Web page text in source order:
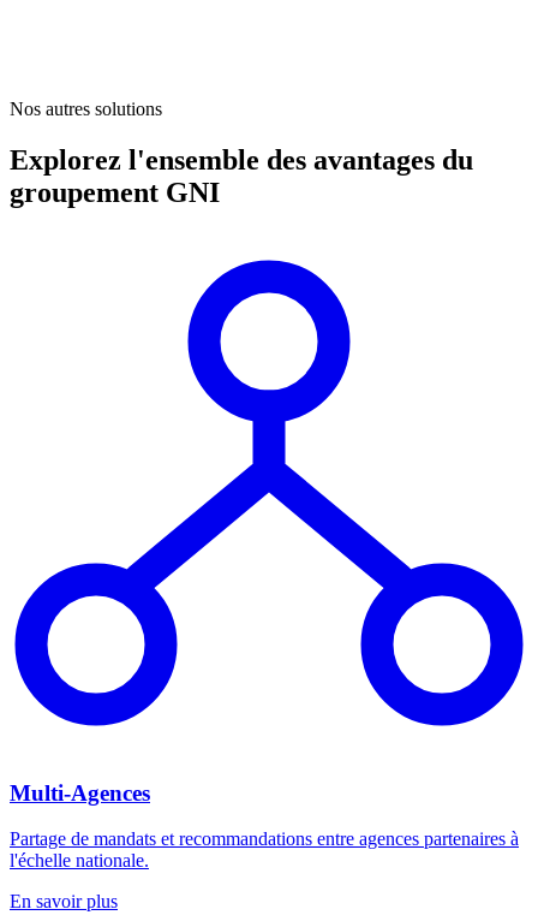
Nos autres solutions
Explorez l'ensemble des avantages du
groupement GNI
Multi-Agences
Partage de mandats et recommandations entre agences partenaires à
l'échelle nationale.
En savoir plus